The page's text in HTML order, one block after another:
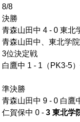
8/8
決勝
青森山田中 4 - 0 東北
青森山田中、東北学
3位決定戦
白鷹中 1 - 1（PK3-5
準決勝
青森山田中 9 - 0 白鷹
仁賀保中 0 -3 東北学